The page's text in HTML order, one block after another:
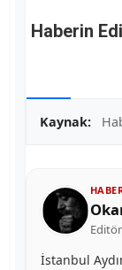
Haberin
Kaynak:
Editör
İstanbul